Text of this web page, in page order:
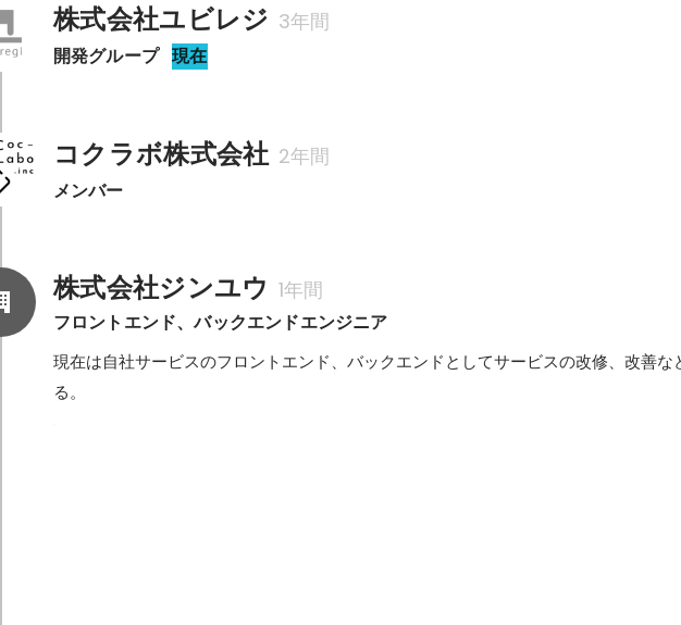
株式会社ユビレジ 3年間
開発グループ 現在
コクラボ株式会社 2年間
メンバー
株式会社ジンユウ 1年間
フロントエンド、バックエンドエンジニア
現在は自社サービスのフロントエンド、バックエンドとしてサービスの改修、改善な
る。